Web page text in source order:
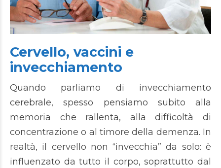
Cervello, vaccini e
invecchiamento
Quando parliamo di invecchiamento
cerebrale, spesso pensiamo subito alla
memoria che rallenta, alla difficoltà di
concentrazione o al timore della demenza. In
realtà, il cervello non “invecchia” da solo: è
influenzato da tutto il corpo, soprattutto dal